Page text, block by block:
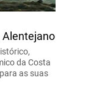
Alentejano
da Costa
as suas